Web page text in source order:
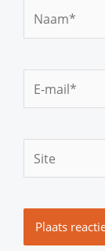
Naam*
mail*
Site